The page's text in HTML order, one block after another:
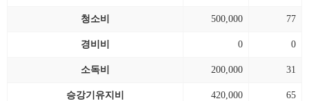
청소비 500,000 77
경비비 0 0
소독비 200,000 31
승강기유지비 420,000 65